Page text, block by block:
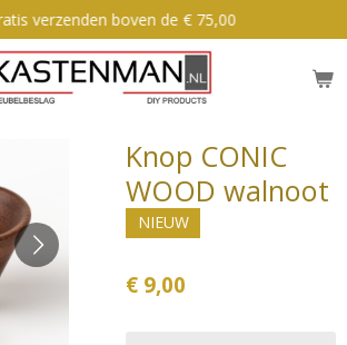
verzenden boven de € 75,00
Knop CONIC
WOOD walnoot
NIEUW
€ 9,00